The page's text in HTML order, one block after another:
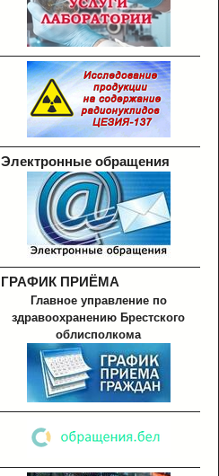
Электронные обращения
ГРАФИК ПРИЁМА
Главное управление по
здравоохранению Брестского
облисполкома